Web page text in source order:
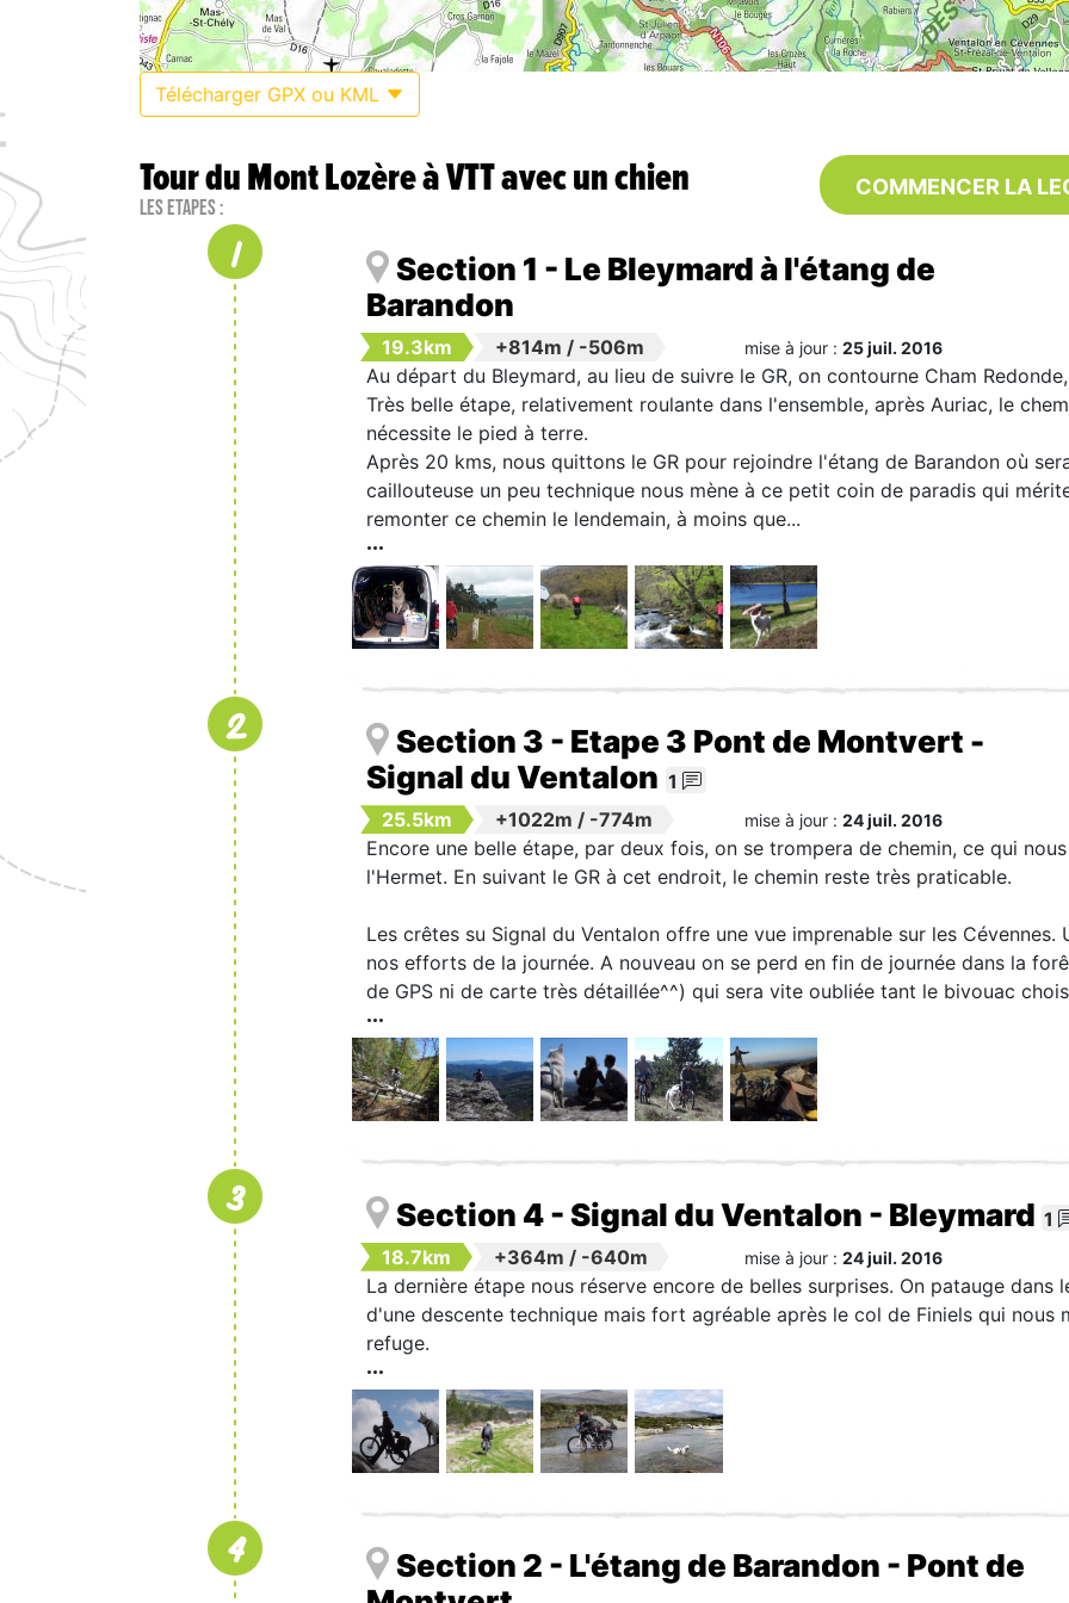
Télécharger GPX ou KML
Tour du Mont Lozère à VTT avec un chien
Les étapes :
COMMENCER LA
1
Section 1 - Le Bleymard à l'étang de
Barandon
19.3km +814m / -506m mise à jour : 25 juil. 2016
Au départ du Bleymard, au lieu de suivre le GR, on contourne Cham
Très belle étape, relativement roulante dans l'ensemble, après Auriac, le
nécessite le pied à terre.
Après 20 kms, nous quittons le GR pour rejoindre l'étang de Barandon où
caillouteuse un peu technique nous mène à ce petit coin de paradis qui
remonter ce chemin le lendemain, à moins que...
2
Section 3 - Etape 3 Pont de Montvert -
Signal du Ventalon 1
25.5km +1022m / -774m mise à jour : 24 juil. 2016
Encore une belle étape, par deux fois, on se trompera de chemin, ce qui
l'Hermet. En suivant le GR à cet endroit, le chemin reste très praticable.
Les crêtes su Signal du Ventalon offre une vue imprenable sur les
nos efforts de la journée. A nouveau on se perd en fin de journée dans la
de GPS ni de carte très détaillée^^) qui sera vite oubliée tant le bivouac
3 Section 4 - Signal du Ventalon - Bleymard 1
18.7km +364m / -640m mise à jour : 24 juil. 2016
La dernière étape nous réserve encore de belles surprises. On patauge
d'une descente technique mais fort agréable après le col de Finiels qui
refuge.
4
Section 2 - L'étang de Barandon - Pont de